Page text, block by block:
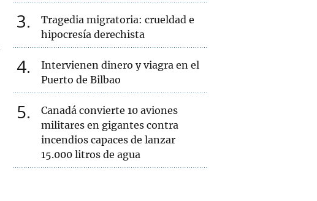
3
Tragedia migratoria: crueldad e
hipocresía derechista
4
Intervienen dinero y viagra en el
Puerto de Bilbao
5
Canadá convierte 10 aviones
militares en gigantes contra
incendios capaces de lanzar
15.000 litros de agua